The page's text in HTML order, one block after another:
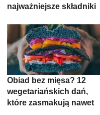
najważniejsze składniki
Obiad bez mięsa? 12
wegetariańskich dań,
które zasmakują nawet